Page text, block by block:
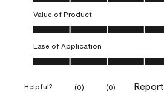
Value of Product
Value of Product, 5.0 out of 5
Ease of Application
Ease of Application, 5.0 out of 5
Helpful? (0) (0) Report